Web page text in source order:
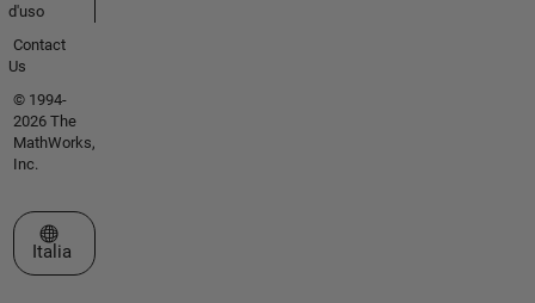
d'uso
Contact
Us
© 1994-
2026 The
MathWorks,
Inc.
Seleziona un sito web
Italia